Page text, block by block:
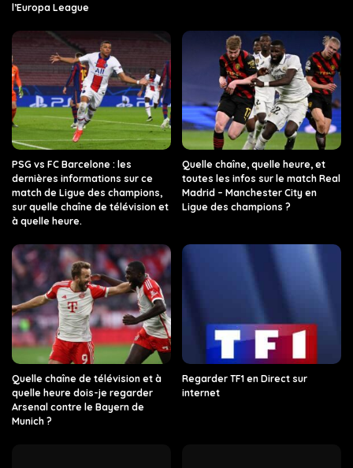
l’Europa League
PSG vs FC Barcelone : les
dernières informations sur ce
match de Ligue des champions,
sur quelle chaîne de télévision et
à quelle heure.
Quelle chaîne, quelle heure, et
toutes les infos sur le match Real
Madrid – Manchester City en
Ligue des champions ?
Quelle chaîne de télévision et à
quelle heure dois-je regarder
Arsenal contre le Bayern de
Munich ?
Regarder TF1 en Direct sur
internet